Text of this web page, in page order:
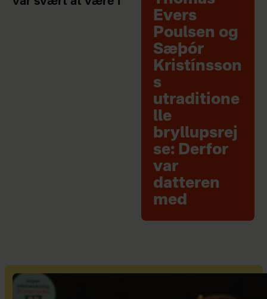
Evers
Poulsen og
Sæþór
Kristínsson
s
utraditione
lle
bryllupsrej
se: Derfor
var
datteren
med